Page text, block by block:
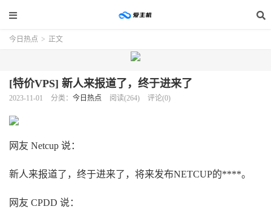
今日热点 > 正文
[特价VPS] 新人来报道了，终于进来了
2023-11-01 分类： 今日热点 阅读(264) 评论(0)
网友 Netcup 说：
新人来报道了，终于进来了，将来发布NETCUP的****。
网友 CPDD 说：